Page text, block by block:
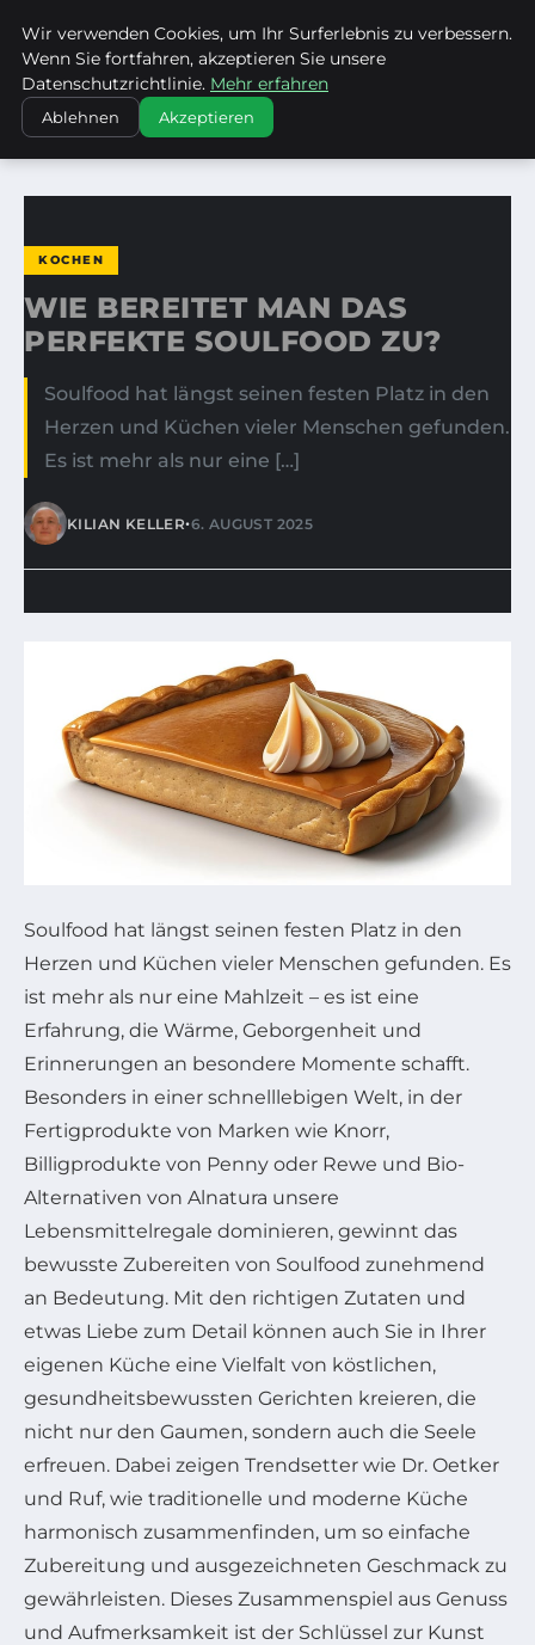
LES CHARMANTS
STARTSEITE
KOCHEN
WIE BEREITET MAN DAS PERFEKTE SOULFOOD ZU?
KOCHEN
WIE BEREITET MAN DAS
PERFEKTE SOULFOOD ZU?
Soulfood hat längst seinen festen Platz in den
Herzen und Küchen vieler Menschen gefunden.
Es ist mehr als nur eine […]
KILIAN KELLER•6. AUGUST 2025
Soulfood hat längst seinen festen Platz in den
Herzen und Küchen vieler Menschen gefunden. Es
ist mehr als nur eine Mahlzeit – es ist eine
Erfahrung, die Wärme, Geborgenheit und
Erinnerungen an besondere Momente schafft.
Besonders in einer schnelllebigen Welt, in der
Fertigprodukte von Marken wie Knorr,
Billigprodukte von Penny oder Rewe und Bio-
Alternativen von Alnatura unsere
Lebensmittelregale dominieren, gewinnt das
bewusste Zubereiten von Soulfood zunehmend
an Bedeutung. Mit den richtigen Zutaten und
etwas Liebe zum Detail können auch Sie in Ihrer
eigenen Küche eine Vielfalt von köstlichen,
gesundheitsbewussten Gerichten kreieren, die
nicht nur den Gaumen, sondern auch die Seele
erfreuen. Dabei zeigen Trendsetter wie Dr. Oetker
und Ruf, wie traditionelle und moderne Küche
harmonisch zusammenfinden, um so einfache
Zubereitung und ausgezeichneten Geschmack zu
gewährleisten. Dieses Zusammenspiel aus Genuss
und Aufmerksamkeit ist der Schlüssel zur Kunst
Wir verwenden Cookies, um Ihr Surferlebnis zu verbessern.
Wenn Sie fortfahren, akzeptieren Sie unsere
Datenschutzrichtlinie. Mehr erfahren
Ablehnen Akzeptieren